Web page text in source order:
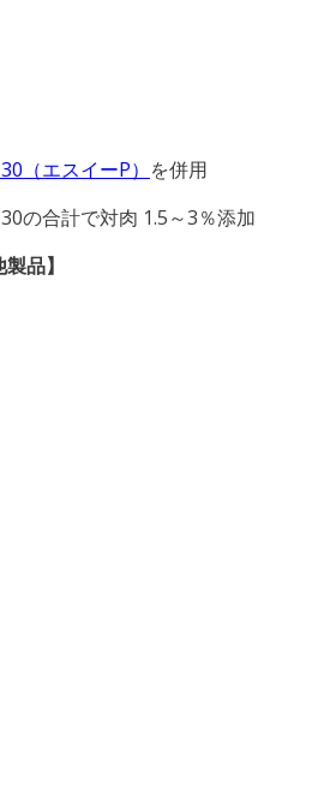
（エスイーP） を併用
の合計で対肉 1.5～3％添加
品】